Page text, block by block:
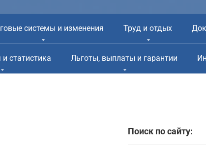
системы и изменения Труд и отдых
статистика Льготы, выплаты и гарантии
Поиск по сайту: